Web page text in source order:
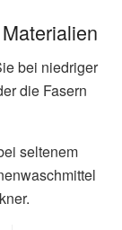
bei niedriger
die Fasern
seltenem